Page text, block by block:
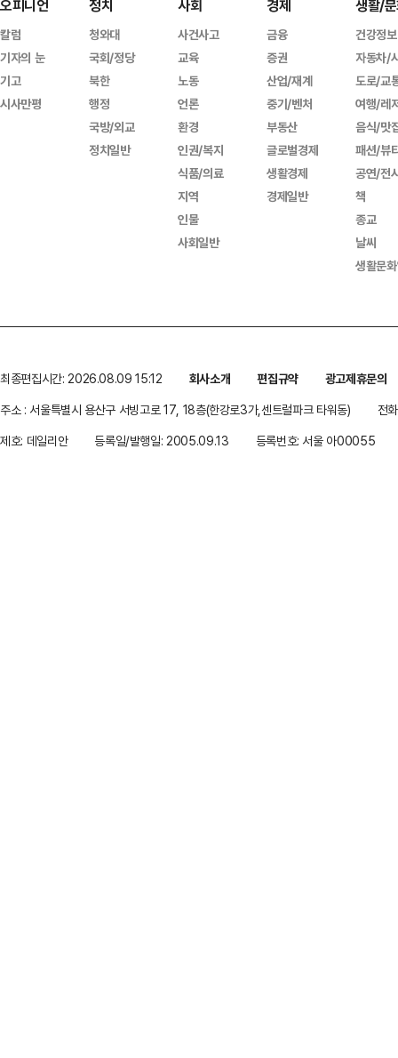
오피니언
칼럼
기자의 눈
기고
시사만평
정치
청와대
국회/정당
북한
행정
국방/외교
정치일반
사회
사건사고
교육
노동
언론
환경
인권/복지
식품/의료
지역
인물
사회일반
경제
금융
증권
산업/재계
중기/벤처
부동산
글로벌경제
생활경제
경제일반
생활/
건강정보
자동차/
도로/교
여행/레
음식/맛
패션/뷰
공연/전
책
종교
날씨
생활문
최종편집시간: 2026.08.09 15:12 회사소개 편집규약
광고제휴문의
주소 : 서울특별시 용산구 서빙고로 17, 18층(한강로3가,센트럴파크 타워동)
전
제호: 데일리안
등록일/발행일: 2005.09.13 등록번호: 서울 아00055